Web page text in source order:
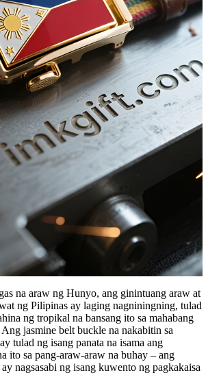
na araw ng Hunyo, ang ginintuang araw at
ng Pilipinas ay laging nagniningning, tulad
ng tropikal na bansang ito sa mahabang
jasmine belt buckle na nakabitin sa
tulad ng isang panata na isama ang
ito sa pang-araw-araw na buhay – ang
nagsasabi ng isang kuwento ng pagkakaisa